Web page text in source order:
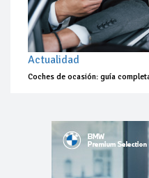
Actualidad
Coches de ocasión: guía